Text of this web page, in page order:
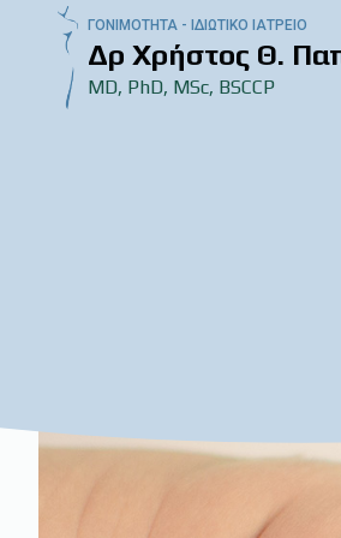
ΓΟΝΙΜΟΤΗΤΑ - ΙΔΙΩΤΙΚΟ ΙΑΤΡΕΙΟ
Δρ Χρήστος Θ.
MD, PhD, MSc, BSCCP